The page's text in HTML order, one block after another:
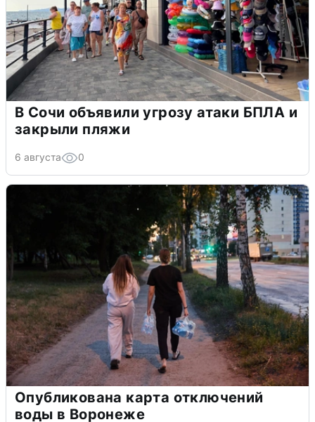
В Сочи объявили угрозу атаки БПЛА и
закрыли пляжи
6 августа 0
Опубликована карта отключений
воды в Воронеже